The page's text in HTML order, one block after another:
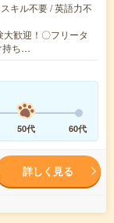
キル不要 / 英語力不
大歓迎！〇フリータ
持ち…
50代 60代
詳しく見る